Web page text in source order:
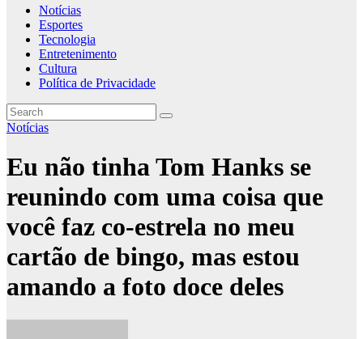
Notícias
Esportes
Tecnologia
Entretenimento
Cultura
Política de Privacidade
Notícias
Eu não tinha Tom Hanks se
reunindo com uma coisa que
você faz co-estrela no meu
cartão de bingo, mas estou
amando a foto doce deles